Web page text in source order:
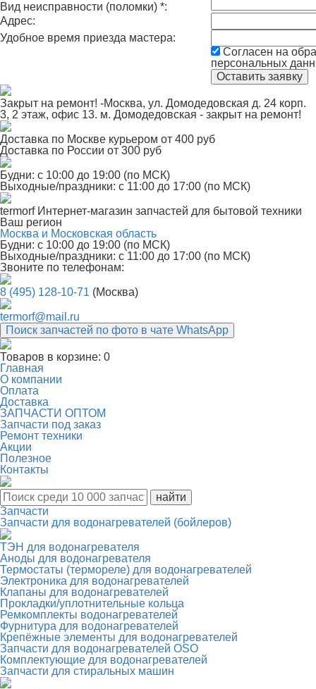
Вид неисправности (поломки) *:
Адрес:
Удобное время приезда мастера:
Согласен на
персональных
Закрыт на ремонт! -Москва, ул. Домодедовская д. 24 корп.
3, 2 этаж, офис 13. м. Домодедовская - закрыт на ремонт!
Доставка по Москве курьером от 400 руб
Доставка по России от 300 руб
Будни: с 10:00 до 19:00 (по МСК)
Выходные/праздники: с 11:00 до 17:00 (по МСК)
termorf Интернет-магазин запчастей для бытовой техники
Ваш регион
Москва и Московская область
Будни: с 10:00 до 19:00 (по МСК)
Выходные/праздники: с 11:00 до 17:00 (по МСК)
Звоните по телефонам:
8 (495) 128-10-71 (Москва)
termorf@mail.ru
Поиск запчастей по фото в чате WhatsApp
Товаров в корзине: 0
Главная
О компании
Оплата
Доставка
ЗАПЧАСТИ ОПТОМ
Запчасти под заказ
Ремонт техники
Акции
Полезное
Контакты
Запчасти
Запчасти для водонагревателей (бойлеров)
ТЭН для водонагревателя
Аноды для водонагревателя
Термостаты (термореле) для водонагревателей
Электроника для водонагревателей
Клапаны для водонагревателей
Прокладки/уплотнительные кольца
Ремкомплекты водонагревателей
Фурнитура для водонагревателей
Крепёжные элементы для водонагревателей
Запчасти для водонагревателей OSO
Комплектующие для водонагревателей
Запчасти для стиральных машин